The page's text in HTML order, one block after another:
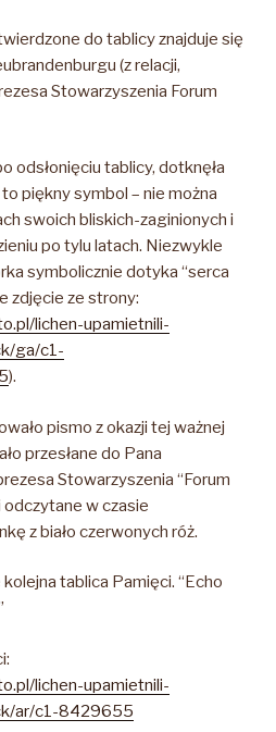
do tablicy znajduje się
(z relacji,
Stowarzyszenia Forum
odsłonięciu tablicy, dotknęła
piękny symbol – nie można
swoich bliskich-zaginionych i
po tylu latach. Niezwykle
symbolicznie dotyka “serca
zdjęcie ze strony:
lichen-upamietnili-
ga/c1-
).
pismo z okazji tej ważnej
przesłane do Pana
Stowarzyszenia “Forum
odczytane w czasie
z biało czerwonych róż.
tablica Pamięci. “Echo
lichen-upamietnili-
ar/c1-8429655